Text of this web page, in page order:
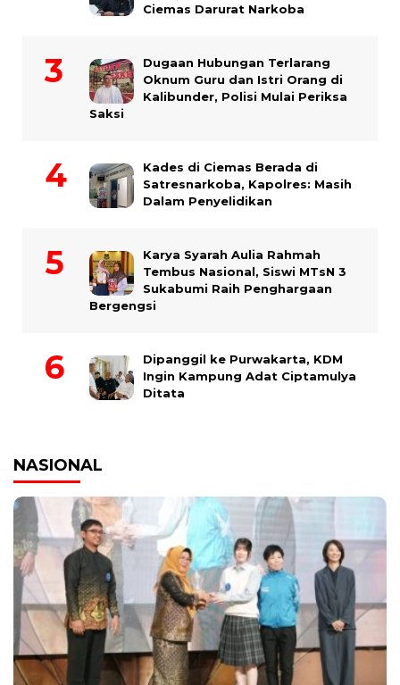
Ciemas Darurat Narkoba
Dugaan Hubungan Terlarang
Oknum Guru dan Istri Orang di
Kalibunder, Polisi Mulai Periksa
Saksi
Kades di Ciemas Berada di
Satresnarkoba, Kapolres: Masih
Dalam Penyelidikan
Karya Syarah Aulia Rahmah
Tembus Nasional, Siswi MTsN 3
Sukabumi Raih Penghargaan
Bergengsi
Dipanggil ke Purwakarta, KDM
Ingin Kampung Adat Ciptamulya
Ditata
NASIONAL